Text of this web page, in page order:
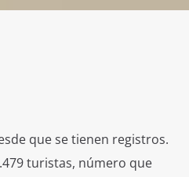
que se tienen registros.
turistas, número que